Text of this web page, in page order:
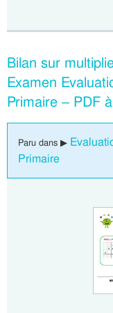
Bilan sur
Examen
Primaire – PDF
Paru dans ▶
Primaire